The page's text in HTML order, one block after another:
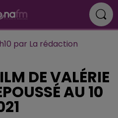
par La rédaction
DE VALÉRIE
AU 10